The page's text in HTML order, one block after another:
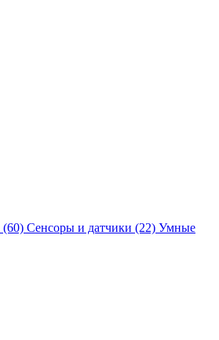
(60) Сенсоры и датчики (22) Умные